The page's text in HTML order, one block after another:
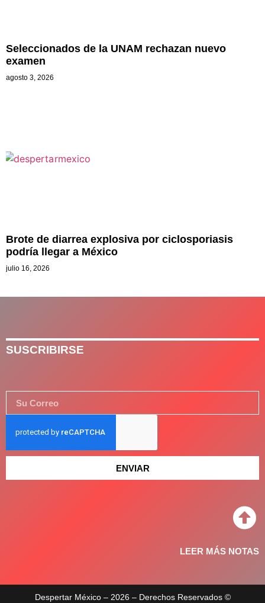
Seleccionados de la UNAM rechazan nuevo
examen
agosto 3, 2026
Brote de diarrea explosiva por ciclosporiasis
podría llegar a México
julio 16, 2026
SUSCRIBIRSE
ENVIAR
LEER MÁS NOTAS
Despertar México – 2026 – Derechos Reservados ©